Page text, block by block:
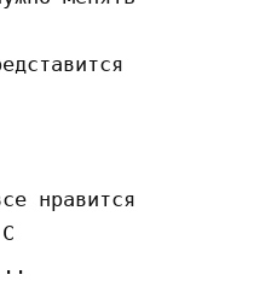
нравится